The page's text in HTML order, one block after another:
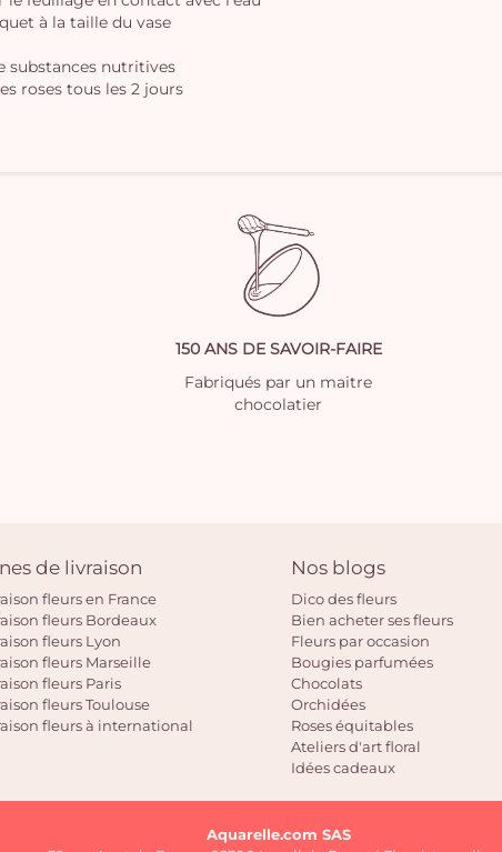
à la taille du vase
substances nutritives
roses tous les 2 jours
150 ANS DE SAVOIR-FAIRE
Fabriqués par un maitre
chocolatier
de livraison
fleurs en France
fleurs Bordeaux
fleurs Lyon
fleurs Marseille
fleurs Paris
fleurs Toulouse
fleurs à international
Nos blogs
Dico des fleurs
Bien acheter ses fleurs
Fleurs par occasion
Bougies parfumées
Chocolats
Orchidées
Roses équitables
Ateliers d'art floral
Idées cadeaux
Aquarelle.com SAS